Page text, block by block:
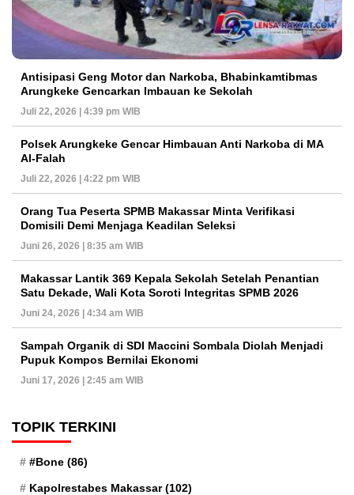
Antisipasi Geng Motor dan Narkoba, Bhabinkamtibmas
Arungkeke Gencarkan Imbauan ke Sekolah
Juli 22, 2026 | 4:39 pm WIB
Polsek Arungkeke Gencar Himbauan Anti Narkoba di MA
Al-Falah
Juli 22, 2026 | 4:22 pm WIB
Orang Tua Peserta SPMB Makassar Minta Verifikasi
Domisili Demi Menjaga Keadilan Seleksi
Juni 26, 2026 | 8:35 am WIB
Makassar Lantik 369 Kepala Sekolah Setelah Penantian
Satu Dekade, Wali Kota Soroti Integritas SPMB 2026
Juni 24, 2026 | 4:34 am WIB
Sampah Organik di SDI Maccini Sombala Diolah Menjadi
Pupuk Kompos Bernilai Ekonomi
Juni 17, 2026 | 2:45 am WIB
TOPIK TERKINI
#Bone (86)
Kapolrestabes Makassar(102)